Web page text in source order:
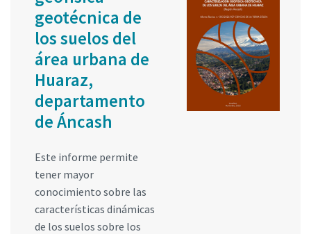
geotécnica de
los suelos del
área urbana de
Huaraz,
departamento
de Áncash
Este informe permite
tener mayor
conocimiento sobre las
características dinámicas
de los suelos sobre los